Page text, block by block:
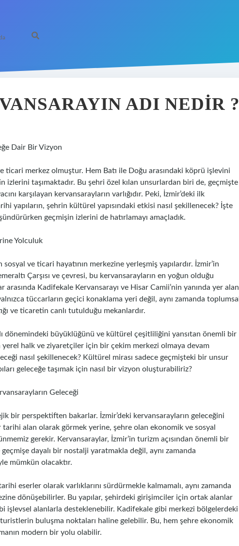
ADI NEDIR ?
Dair Bir Vizyon
merkez olmuştur. Hem Batı ile Doğu arasındaki köprü işlevini
izlerini taşımaktadır. Bu şehri özel kılan unsurlardan biri de, geçmişte
karşılayan kervansarayların varlığıdır. Peki, İzmir’deki ilk
yapıların, şehrin kültürel yapısındaki etkisi nasıl şekillenecek? İşte
geçmişin izlerini de hatırlamayı amaçladık.
Yolculuk
ve ticari hayatının merkezine yerleşmiş yapılardır. İzmir’in
Çarşısı ve çevresi, bu kervansarayların en yoğun olduğu
Kadifekale Kervansarayı ve Hisar Camii’nin yanında yer alan
tüccarların geçici konaklama yeri değil, aynı zamanda toplumsal
ve ticaretin canlı tutulduğu mekanlardır.
dönemindeki büyüklüğünü ve kültürel çeşitliliğini yansıtan önemli bir
halk ve ziyaretçiler için bir çekim merkezi olmaya devam
nasıl şekillenecek? Kültürel mirası sadece geçmişteki bir unsur
geleceğe taşımak için nasıl bir vizyon oluşturabiliriz?
Geleceği
bir perspektiften bakarlar. İzmir’deki kervansarayların geleceğini
alan olarak görmek yerine, şehre olan ekonomik ve sosyal
gerekir. Kervansaraylar, İzmir’in turizm açısından önemli bir
dayalı bir nostalji yaratmakla değil, aynı zamanda
mümkün olacaktır.
eserler olarak varlıklarını sürdürmekle kalmamalı, aynı zamanda
dönüşebilirler. Bu yapılar, şehirdeki girişimciler için ortak alanlar
işlevsel alanlarla desteklenebilir. Kadifekale gibi merkezi bölgelerdeki
buluşma noktaları haline gelebilir. Bu, hem şehre ekonomik
modern bir yolu olabilir.